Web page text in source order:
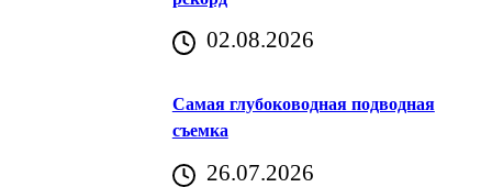
02.08.2026
Самая глубоководная подводная
съемка
26.07.2026